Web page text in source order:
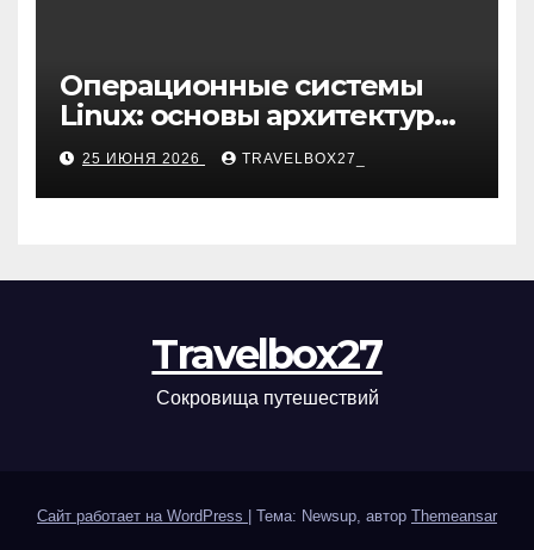
Операционные системы
Linux: основы архитектуры,
компоненты и области
применения
25 ИЮНЯ 2026 TRAVELBOX27_
Travelbox27
Сокровища путешествий
Сайт работает на WordPress Тема: Newsup, автор Themeansar